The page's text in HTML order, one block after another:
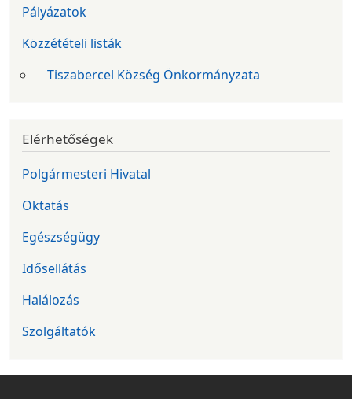
Pályázatok
Közzétételi listák
Tiszabercel Község Önkormányzata
Elérhetőségek
Polgármesteri Hivatal
Oktatás
Egészségügy
Idősellátás
Halálozás
Szolgáltatók